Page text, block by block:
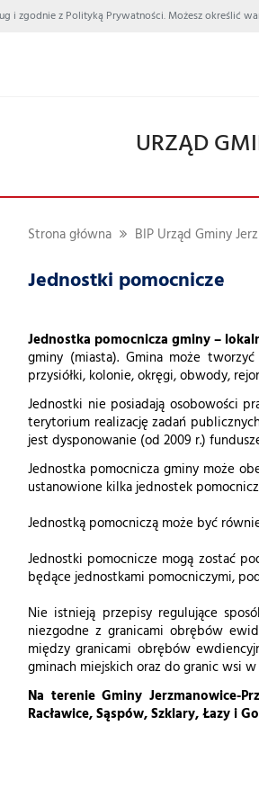
i zgodnie z Polityką Prywatności. Możesz określić
URZĄD
Strona główna BIP Urząd Gminy
Jednostki pomocnicze
Jednostka pomocnicza gminy –
gminy (miasta). Gmina może
przysiółki, kolonie, okręgi, obwody,
Jednostki nie posiadają osobowości
terytorium realizację zadań
jest dysponowanie (od 2009 r.)
Jednostka pomocnicza gminy może
ustanowione kilka jednostek
Jednostką pomocniczą może być
Jednostki pomocnicze mogą zostać
będące jednostkami pomocniczymi,
Nie istnieją przepisy regulujące
niezgodne z granicami obrębów
między granicami obrębów
gminach miejskich oraz do granic wsi
Na terenie Gminy Jerzmanowice-
Racławice, Sąspów, Szklary, Łazy i